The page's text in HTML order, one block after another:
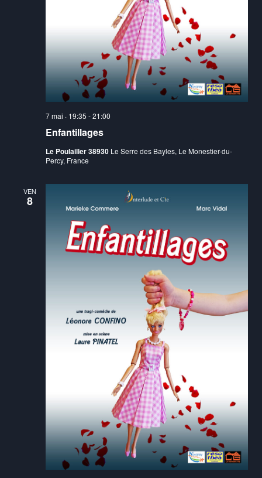
Enfantillages
7 mai · 19:35 -21:00
Le Poulailler 38930 Le Serre des Bayles, Le Monestier-du-
Percy, France
VEN
8